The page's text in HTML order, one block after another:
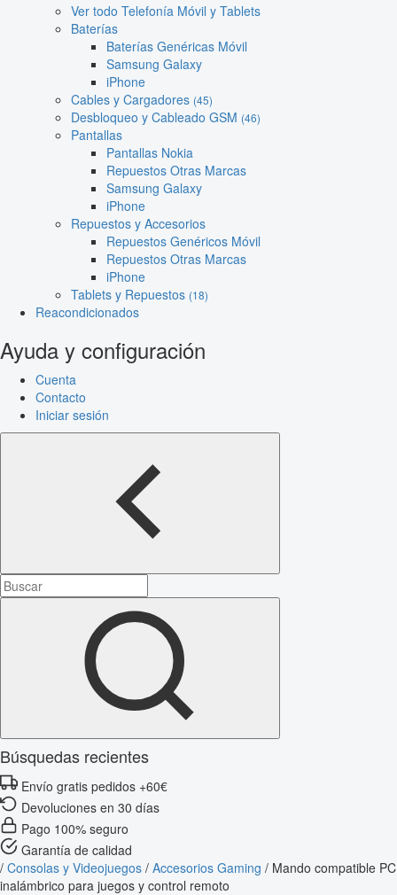
Ver todo Telefonía Móvil y Tablets
Baterías
Baterías Genéricas Móvil
Samsung Galaxy
iPhone
Cables y Cargadores (45)
Desbloqueo y Cableado GSM (46)
Pantallas
Pantallas Nokia
Repuestos Otras Marcas
Samsung Galaxy
iPhone
Repuestos y Accesorios
Repuestos Genéricos Móvil
Repuestos Otras Marcas
iPhone
Tablets y Repuestos (18)
Reacondicionados
Ayuda y configuración
Cuenta
Contacto
Iniciar sesión
Búsquedas recientes
Envío gratis pedidos +60€
Devoluciones en 30 días
Pago 100% seguro
Garantía de calidad
/ Consolas y Videojuegos / Accesorios Gaming / Mando compatible PC
inalámbrico para juegos y control remoto